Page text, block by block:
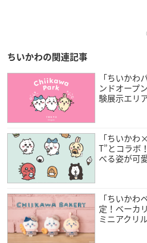
ちいかわの関連記事
「ちいか
ンドオープ
験展示エリ
「ちいか
T”とコラボ
べる姿が可
「ちいか
定！ベーカ
ミニアクリ